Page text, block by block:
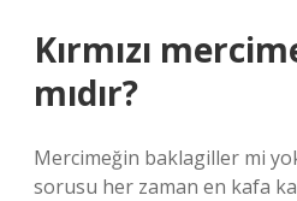
Kırmızı
mıdır?
Mercimeğin baklagiller mi
sorusu her zaman en kafa